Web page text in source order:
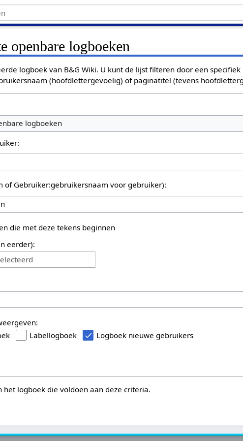
openbare logboeken
logboek van B&G Wiki. U kunt de lijst filteren door een
(hoofdlettergevoelig) of paginatitel (tevens
logboeken
of Gebruiker:gebruikersnaam voor gebruiker):
die met deze tekens beginnen
eerder):
Labellogboek Logboek nieuwe gebruikers
het logboek die voldoen aan deze criteria.